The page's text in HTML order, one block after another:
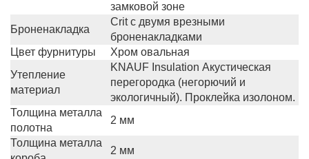
замковой зоне
Броненакладка
Crit с двумя врезными
броненакладками
Цвет фурнитуры
Хром овальная
Утепление
материал
KNAUF Insulation Акустическая
перегородка (негорючий и
экологичный). Проклейка изолоном.
Толщина металла
полотна
2 мм
Толщина металла
2 мм